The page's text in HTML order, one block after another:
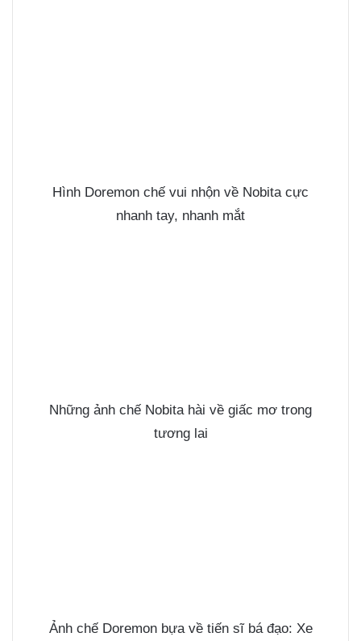
Hình Doremon chế vui nhộn về Nobita cực
nhanh tay, nhanh mắt
Những ảnh chế Nobita hài về giấc mơ trong
tương lai
Ảnh chế Doremon bựa về tiến sĩ bá đạo: Xe